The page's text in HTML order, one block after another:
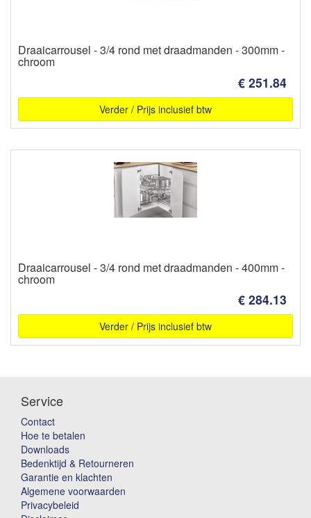
Draaicarrousel - 3/4 rond met draadmanden - 300mm -
chroom
€ 251.84
Verder / Prijs inclusief btw
Draaicarrousel - 3/4 rond met draadmanden - 400mm -
chroom
€ 284.13
Verder / Prijs inclusief btw
Service
Contact
Hoe te betalen
Downloads
Bedenktijd & Retourneren
Garantie en klachten
Algemene voorwaarden
Privacybeleid